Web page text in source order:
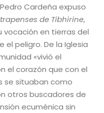
Cardeña expuso
de Tibhirine,
en tierras del
el peligro. De la Iglesia
«vivió el
el corazón que con el
se situaban como
otros buscadores de
ecuménica sin